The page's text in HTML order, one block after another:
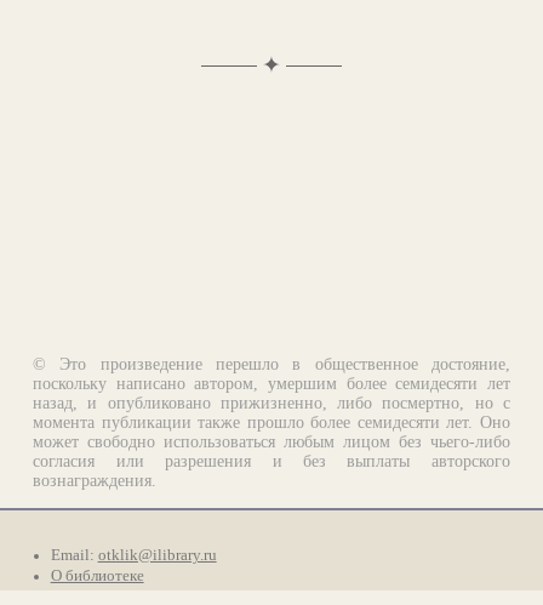
✦
© Это произведение перешло в общественное достояние,
поскольку написано автором, умершим более семидесяти лет
назад, и опубликовано прижизненно, либо посмертно, но с
момента публикации также прошло более семидесяти лет. Оно
может свободно использоваться любым лицом без чьего-либо
согласия или разрешения и без выплаты авторского
вознаграждения.
Email: otklik@ilibrary.ru
О библиотеке